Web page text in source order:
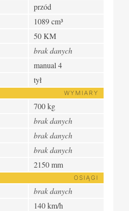
przód
1089 cm³
50 KM
brak danych
manual 4
tył
WYMIARY
700 kg
brak danych
brak danych
brak danych
2150 mm
OSIĄGI
brak danych
140 km/h